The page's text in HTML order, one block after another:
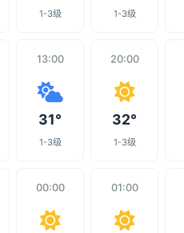
1-3级 1-3级
13:00
31°
1-3级
20:00
32°
1-3级
00:00 01:00